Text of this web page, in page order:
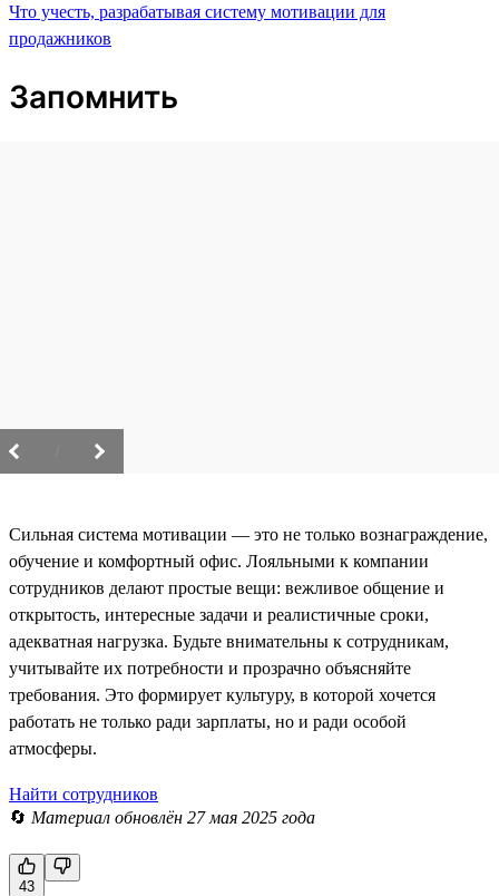
Что учесть, разрабатывая систему мотивации для
продажников
Запомнить
Сильная система мотивации — это не только вознаграждение,
обучение и комфортный офис. Лояльными к компании
сотрудников делают простые вещи: вежливое общение и
открытость, интересные задачи и реалистичные сроки,
адекватная нагрузка. Будьте внимательны к сотрудникам,
учитывайте их потребности и прозрачно объясняйте
требования. Это формирует культуру, в которой хочется
работать не только ради зарплаты, но и ради особой
атмосферы.
Найти сотрудников
🔄 Материал обновлён 27 мая 2025 года
43